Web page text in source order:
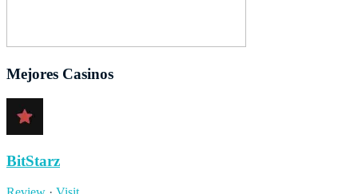
Mejores Casinos
BitStarz